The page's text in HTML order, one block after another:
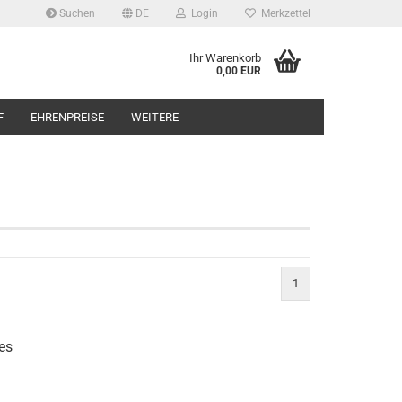
Suchen DE Login Merkzettel
Ihr Warenkorb
0,00 EUR
EHRENPREISE WEITERE
1